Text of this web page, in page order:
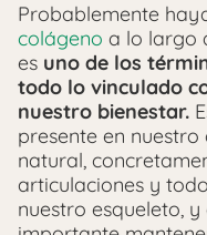
Probablemente
colágeno a lo largo
es uno de los
todo lo vinculado
nuestro bienestar.
presente en
natural,
articulaciones y
nuestro esqueleto,